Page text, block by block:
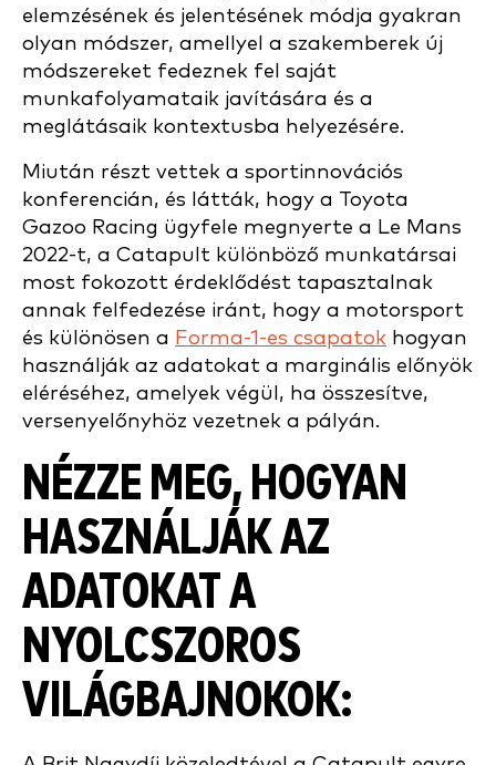
elemzésének és jelentésének módja gyakran
olyan módszer, amellyel a szakemberek új
módszereket fedeznek fel saját
munkafolyamataik javítására és a
meglátásaik kontextusba helyezésére.
Miután részt vettek a sportinnovációs
konferencián, és látták, hogy a Toyota
Gazoo Racing ügyfele megnyerte a Le Mans
2022-t, a Catapult különböző munkatársai
most fokozott érdeklődést tapasztalnak
annak felfedezése iránt, hogy a motorsport
és különösen a Forma-1-es csapatok hogyan
használják az adatokat a marginális előnyök
eléréséhez, amelyek végül, ha összesítve,
versenyelőnyhöz vezetnek a pályán.
NÉZZE MEG, HOGYAN
HASZNÁLJÁK AZ
ADATOKAT A
NYOLCSZOROS
VILÁGBAJNOKOK: